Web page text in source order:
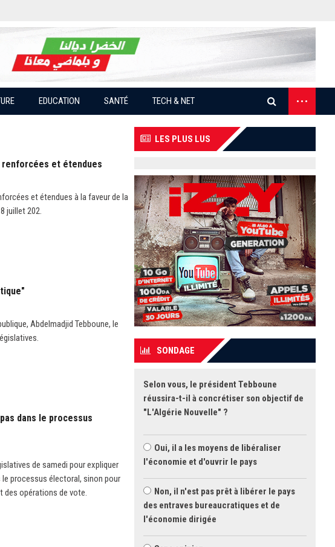
EDUCATION SANTÉ TECH & NET ...
renforcées et étendues
et étendues à la faveur de la
juillet 202.
Abdelmadjid Tebboune, le
dans le processus
de samedi pour expliquer
processus électoral, sinon pour
des opérations de vote.
LES PLUS LUS
SONDAGE
Selon vous, le président Tebboune
réussira-t-il à concrétiser son objectif de
"L'Algérie Nouvelle" ?
Oui, il a les moyens de libéraliser
l'économie et d'ouvrir le pays
Non, il n'est pas prêt à libérer le pays
des entraves bureaucratiques et de
l'économie dirigée